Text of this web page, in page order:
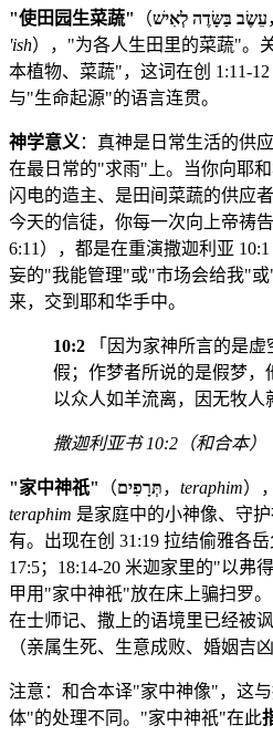
"使田园生菜蔬" （עֵשֶׂב בַּשָּׂדֶה לְאִישׁ
'ish），"为各人生田里的菜蔬"。
本植物、菜蔬"，这词在创 1:11-
与"生命起源"的语言连贯。
神学意义 ：真神是日常生活的供
在最日常的"求雨"上。当你向耶
闪电的造主、是田间菜蔬的供应
今天的信徒，你每一次向上帝祷
6:11），都是在重演撒迦利亚
妄的"我能管理"或"市场会给我"
来，交到耶和华手中。
10:2 「因为家神所言的是
假；作梦者所说的是假梦，
以众人如羊流离，因无牧人
撒迦利亚书 10:2（和合本）
"家中神祇" （תְּרָפִים， teraphim）
teraphim 是家庭中的小神像、守
有。出现在创 31:19 拉结偷雅各
17:5；18:14-20 米迦家里的"以弗
甲用"家中神祇"放在床上骗扫罗
在士师记、撒上的语境里已经被
（亲属生死、生意成败、婚姻吉凶
注意：和合本译"家中神像"，这
体"的处理不同。"家中神祇"在此